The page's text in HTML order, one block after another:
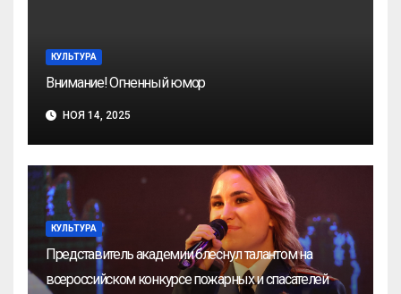
КУЛЬТУРА
Внимание! Огненный юмор
НОЯ 14, 2025
КУЛЬТУРА
Представитель академии блеснул талантом на
всероссийском конкурсе пожарных и спасателей